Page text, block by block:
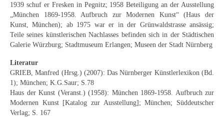
Schwäbische Künstler
Weitere
Expressiver Realismus
Motive
Abstraktion
Industrie & Arbeit
1939 schuf er Fresken in Pegnitz; 1958 Beteiligung an der Ausstellung
„München 1869-1958. Aufbruch zur Modernen Kunst“ (Haus der
Kunst, München); ab 1975 war er in der Grünwaldstrasse ansässig;
Teile seines künstlerischen Nachlasses befinden sich in der Städtischen
Galerie Würzburg; Stadtmuseum Erlangen; Museen der Stadt Nürnberg
Literatur
GRIEB, Manfred (Hrsg.) (2007): Das Nürnberger Künstlerlexikon (Bd.
1); München; K.G.Saur; S.78
Haus der Kunst (Veranst.) (1958): München 1869-1958. Aufbruch zur
Modernen Kunst [Katalog zur Ausstellung]; München; Süddeutscher
Verlag; S. 167